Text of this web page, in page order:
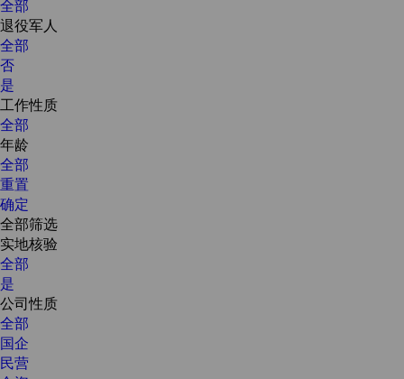
全部
退役军人
全部
否
是
工作性质
全部
年龄
全部
重置
确定
全部筛选
实地核验
全部
是
公司性质
全部
国企
民营